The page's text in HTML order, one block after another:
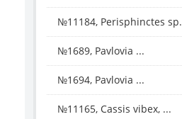
№11184, Perisphinctes sp.
№1689, Pavlovia ...
№1694, Pavlovia ...
№11165, Cassis vibex, ...